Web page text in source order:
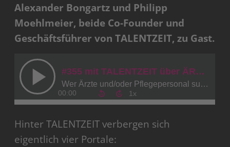
Alexander Bongartz und Philipp
Moehlmeier, beide Co-Founder und
Geschäftsführer von TALENTZEIT, zu Gast.
Hinter TALENTZEIT verbergen sich
eigentlich vier Portale: